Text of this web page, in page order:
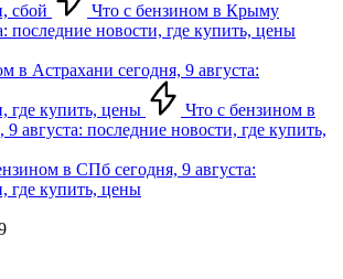
сбой
Что с бензином в Крыму
последние новости, где купить, цены
в Астрахани сегодня, 9 августа:
где купить, цены
Что с бензином в
9 августа: последние новости, где купить,
в СПб сегодня, 9 августа:
где купить, цены